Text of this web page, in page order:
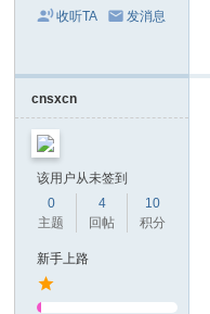
收听TA 发消息
cnsxcn
该用户从未签到
0
主题
4
回帖
10
积分
新手上路